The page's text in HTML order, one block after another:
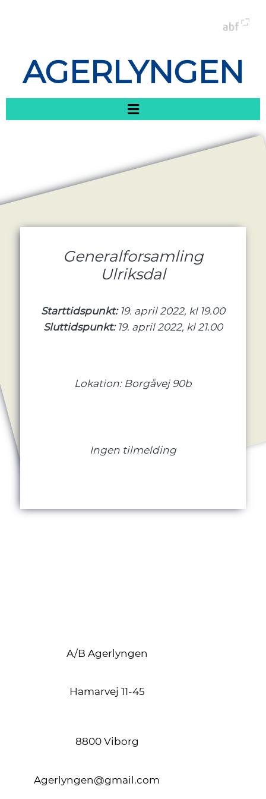
AGERLYNGEN
Generalforsamling
Ulriksdal
Starttidspunkt: 19. april 2022, kl 19.00
Sluttidspunkt: 19. april 2022, kl 21.00
Lokation: Borgåvej 90b
Ingen tilmelding
A/B Agerlyngen
Hamarvej 11-45
8800 Viborg
Agerlyngen@gmail.com